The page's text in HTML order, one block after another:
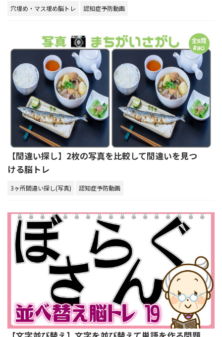
穴埋め・マス埋め脳トレ 認知症予防動画
【間違い探し】2枚の写真を比較して間違いを見つ
ける脳トレ
3ヶ所間違い探し(写真) 認知症予防動画